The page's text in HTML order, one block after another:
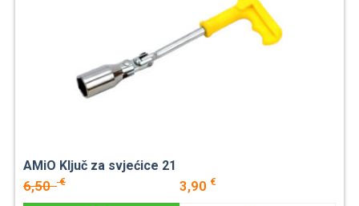
AMiO Ključ za svjećice 21
6,50€ 3,90 €